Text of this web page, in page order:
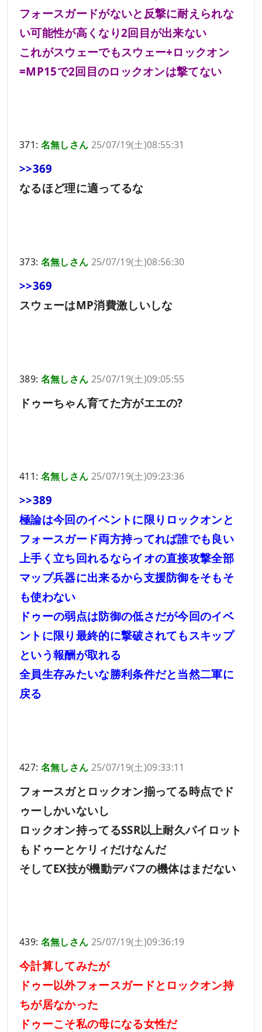
フォースガードがないと反撃に耐えられな
い可能性が高くなり2回目が出来ない
これがスウェーでもスウェー+ロックオン
=MP15で2回目のロックオンは撃てない
371: 名無しさん 25/07/19(土)08:55:31
>>369
なるほど理に適ってるな
373: 名無しさん 25/07/19(土)08:56:30
>>369
スウェーはMP消費激しいしな
389: 名無しさん 25/07/19(土)09:05:55
ドゥーちゃん育てた方がエエの?
411: 名無しさん 25/07/19(土)09:23:36
>>389
極論は今回のイベントに限りロックオンと
フォースガード両方持ってれば誰でも良い
上手く立ち回れるならイオの直接攻撃全部
マップ兵器に出来るから支援防御をそもそ
も使わない
ドゥーの弱点は防御の低さだが今回のイベ
ントに限り最終的に撃破されてもスキップ
という報酬が取れる
全員生存みたいな勝利条件だと当然二軍に
戻る
427: 名無しさん 25/07/19(土)09:33:11
フォースガとロックオン揃ってる時点でド
ゥーしかいないし
ロックオン持ってるSSR以上耐久パイロット
もドゥーとケリィだけなんだ
そしてEX技が機動デバフの機体はまだない
439: 名無しさん 25/07/19(土)09:36:19
今計算してみたが
ドゥー以外フォースガードとロックオン持
ちが居なかった
ドゥーこそ私の母になる女性だ